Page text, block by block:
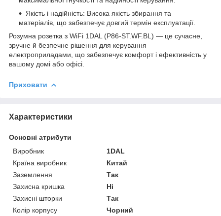
Якість і надійність: Висока якість збирання та
матеріалів, що забезпечує довгий термін експлуатації.
Розумна розетка з WiFi 1DAL (P86-ST.WF.BL) — це сучасне,
зручне й безпечне рішення для керування
електроприладами, що забезпечує комфорт і ефективність у
вашому домі або офісі.
Приховати
Характеристики
Основні атрибути
Виробник
1DAL
Країна виробник
Китай
Заземлення
Так
Захисна кришка
Ні
Захисні шторки
Так
Колір корпусу
Чорний